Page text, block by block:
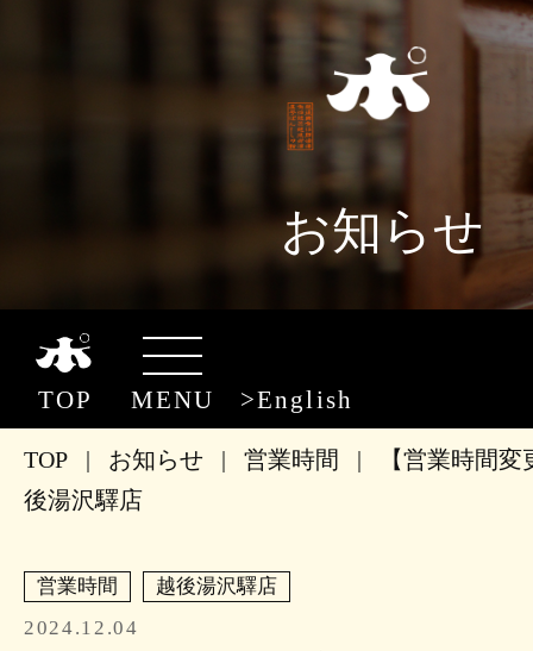
お知らせ
TOP MENU English
TOP お知らせ 営業時間
【営業時間
後湯沢驛店
営業時間
越後湯沢驛店
2024.12.04